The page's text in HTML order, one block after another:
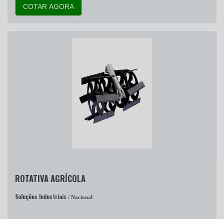
COTAR AGORA
ROTATIVA AGRÍCOLA
Soluções Industriais / Nacional